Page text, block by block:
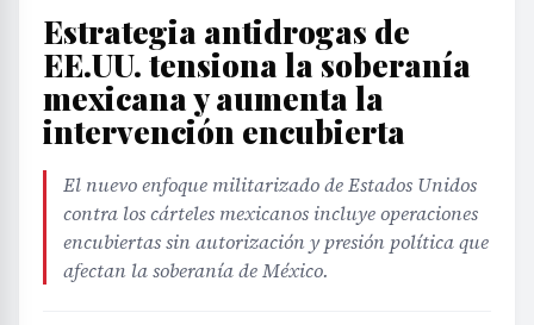
Estrategia antidrogas de
EE.UU. tensiona la soberanía
mexicana y aumenta la
intervención encubierta
El nuevo enfoque militarizado de Estados Unidos
contra los cárteles mexicanos incluye operaciones
encubiertas sin autorización y presión política que
afectan la soberanía de México.